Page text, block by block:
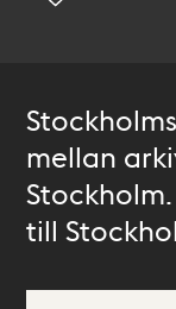
mellan
till